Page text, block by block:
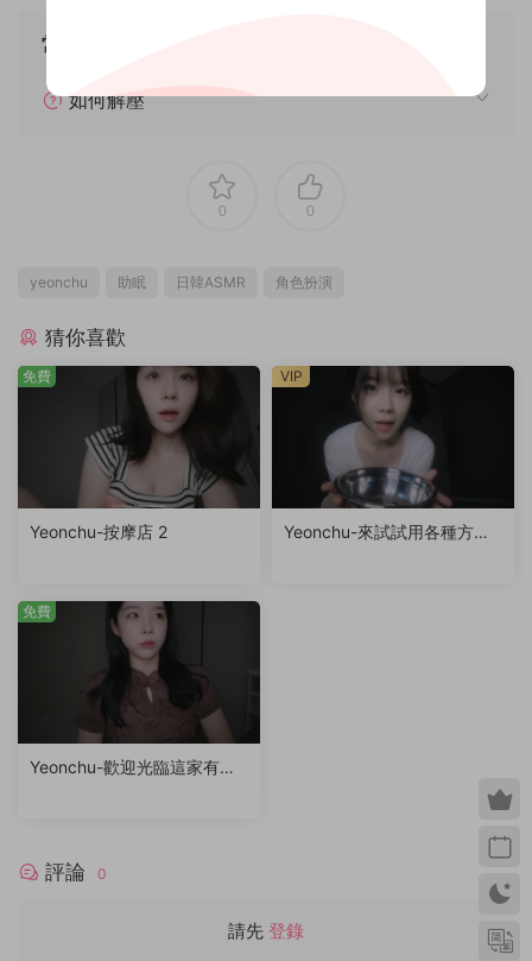
常見問題
如何解壓
0 0
yeonchu 助眠 日韓ASMR 角色扮演
猜你喜歡
Yeonchu-按摩店 2
免費
Yeonchu-來試試用各種方式
VIP
Yeonchu-歡迎光臨這家有禮
免費
評論 0
請先 登錄